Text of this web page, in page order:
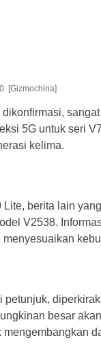
[Gizmochina]
5G untuk seri
kelima.
berita lain
V2538.
petunjuk,
besar